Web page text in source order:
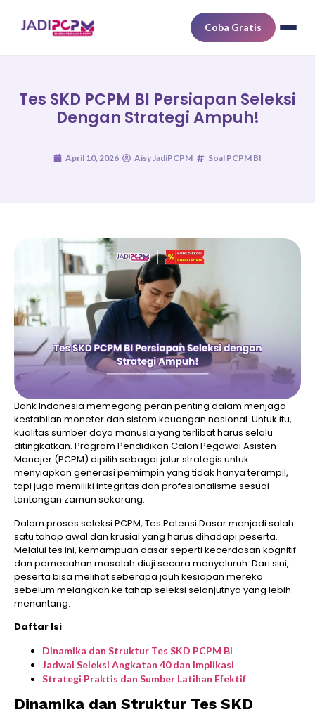
Coba Gratis
Tes SKD PCPM BI Persiapan Seleksi
Dengan Strategi Ampuh!
April 10, 2026 Aisy JadiPCPM Soal PCPM BI
Bank Indonesia memegang peran penting dalam menjaga
kestabilan moneter dan sistem keuangan nasional. Untuk itu,
kualitas sumber daya manusia yang terlibat harus selalu
ditingkatkan. Program Pendidikan Calon Pegawai Asisten
Manajer (PCPM) dipilih sebagai jalur strategis untuk
menyiapkan generasi pemimpin yang tidak hanya terampil,
tapi juga memiliki integritas dan profesionalisme sesuai
tantangan zaman sekarang.
Dalam proses seleksi PCPM, Tes Potensi Dasar menjadi salah
satu tahap awal dan krusial yang harus dihadapi peserta.
Melalui tes ini, kemampuan dasar seperti kecerdasan kognitif
dan pemecahan masalah diuji secara menyeluruh. Dari sini,
peserta bisa melihat seberapa jauh kesiapan mereka
sebelum melangkah ke tahap seleksi selanjutnya yang lebih
menantang.
Daftar Isi
Dinamika dan Struktur Tes SKD PCPM BI
Jadwal Seleksi Angkatan 40 dan Implikasi
Strategi Praktis dan Sumber Latihan Efektif
Dinamika dan Struktur Tes SKD